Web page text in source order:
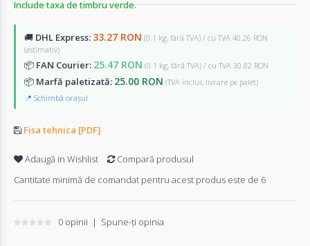
Include taxa de timbru verde.
🚚 DHL Express: 33.27 RON (0.1 kg, fără TVA) / cu TVA 40.26 RON
(estimativ)
📦 FAN Courier: 25.47 RON (0.1 kg, fără TVA) / cu TVA 30.82 RON
📦 Marfă paletizată: 25.00 RON (TVA inclus, livrare pe palet)
📍 Schimbă orașul
Fisa tehnica [PDF]
Adaugă in Wishlist
Compară produsul
Cantitate minimă de comandat pentru acest produs este de 6
0 opinii | Spune-ţi opinia